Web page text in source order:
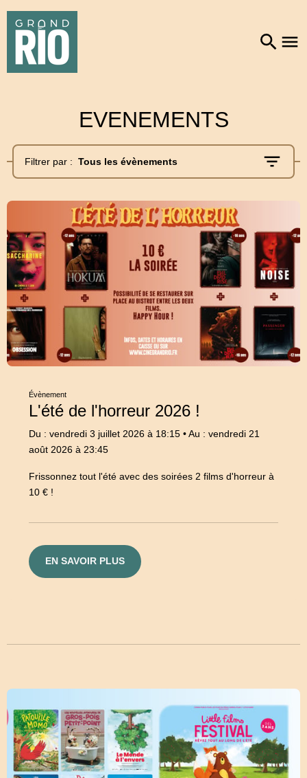
EVENEMENTS
Filtrer par : Tous les évènements
Évènement
L'été de l'horreur 2026 !
Du : vendredi 3 juillet 2026 à 18:15 •Au : vendredi 21
août 2026 à 23:45
Frissonnez tout l'été avec des soirées 2 films d'horreur à
10 € !
EN SAVOIR PLUS